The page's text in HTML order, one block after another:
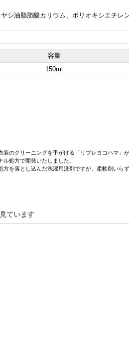
シ油脂肪酸カリウム、ポリオキシエチレ
容量
150ml
装のクリーニングを手がける「リブレヨコハマ
処方で開発いたしました。
方を落とし込んだ洗濯用洗剤ですが、柔軟剤い
ています